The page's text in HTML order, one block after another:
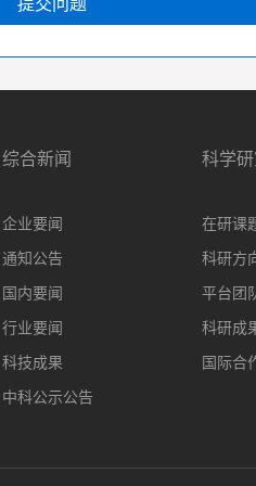
提交问题
综合新闻
企业要闻
通知公告
国内要闻
行业要闻
科技成果
中科公示公告
科学
在研课
科研方
平台团
科研成
国际合